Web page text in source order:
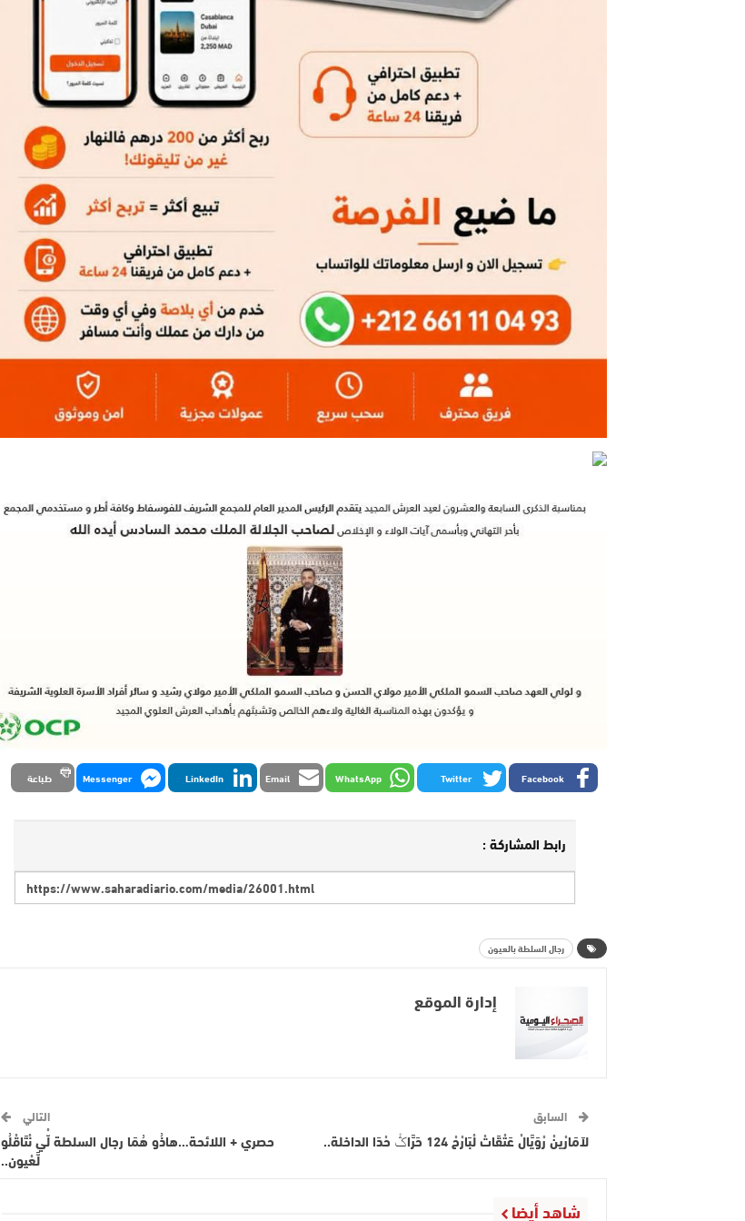
Facebook
Twitter
WhatsApp
Email
LinkedIn
Messenger طباعة
رابط المشاركة :
رجال السلطة بالعيون
إدارة الموقع
السابق
لاَمَارْينْ رْوَيَّالْ عَتْقَاتْ لْبَارْحْ 124 حَرَّاݣْ حْدَا الداخلة..
التالي
حصري + اللائحة…هاذُو هُمَا رجال السلطة لّْي نْتَاقْلُو
لَّعْيون..
شاهد أيضا